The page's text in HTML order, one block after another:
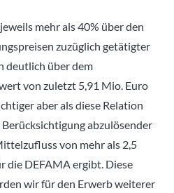
mehr als 40% über den
zuzüglich getätigter
deutlich über dem
von zuletzt 5,91 Mio. Euro
aber als diese Relation
abzulösender
von mehr als 2,5
die DEFAMA ergibt. Diese
wir für den Erwerb weiterer